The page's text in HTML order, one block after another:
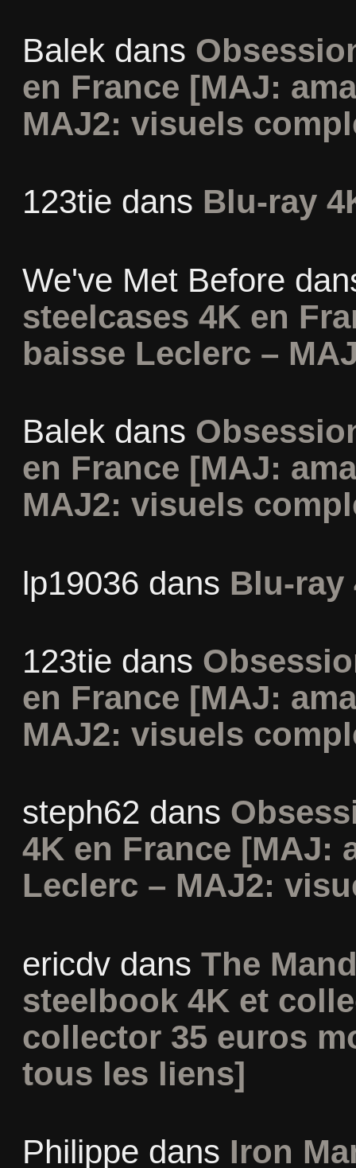
Balekdans
en France [MAJ:
MAJ2: visuels
123tie dans Blu-ray
We've Met Before
steelcases 4K en
baisse Leclerc –
Balekdans
en France [MAJ:
MAJ2: visuels
lp19036 dans Blu-ray
123tie dans
en France [MAJ:
MAJ2: visuels
steph62 dans
4K en France [MAJ:
Leclerc – MAJ2:
ericdvdans The
steelbook 4K et
collector 35 euros
tous les liens]
Philippe dans Iron